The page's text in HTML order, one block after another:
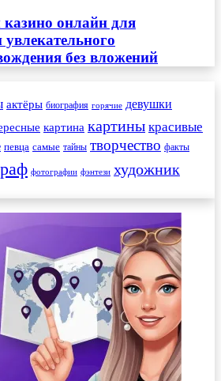
онлайн для
увлекательного
без вложений
актёры биография горячие девушки
картина картины красивые
певца самые тайны творчество факты
фотографии фэнтези художник